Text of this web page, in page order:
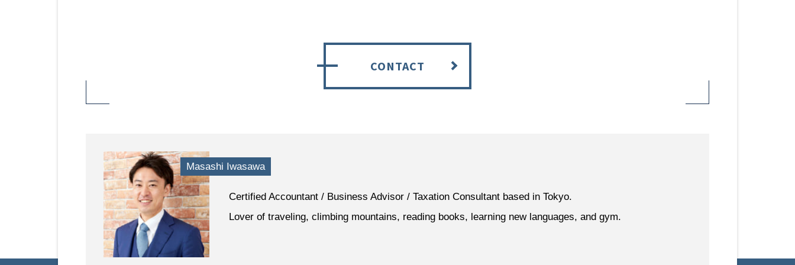
CONTACT
Masashi Iwasawa
Certified Accountant / Business Advisor / Taxation Consultant based in Tokyo.
Lover of traveling, climbing mountains, reading books, learning new languages, and gym.